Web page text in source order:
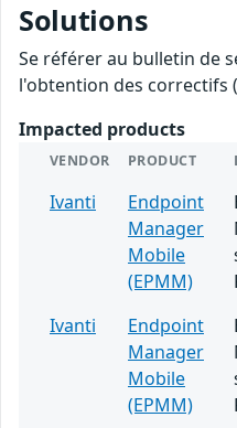
Solutions
Se référer au bulletin de
l'obtention des correctifs
Impacted products
VENDOR PRODUCT
Ivanti
Endpoint
Manager
Mobile
(EPMM)
Ivanti
Endpoint
Manager
Mobile
(EPMM)